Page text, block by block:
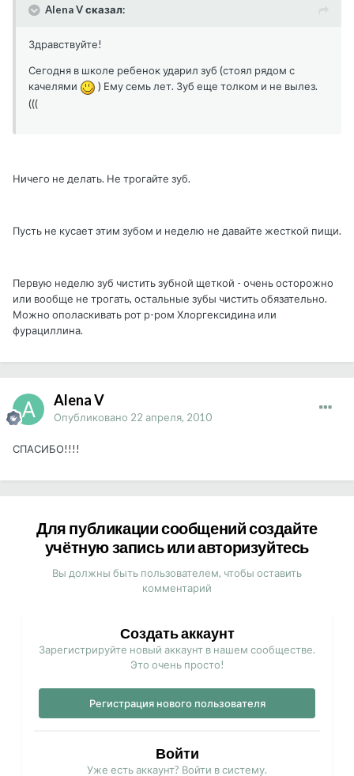
Alena V сказал:
Здравствуйте!
Сегодня в школе ребенок ударил зуб (стоял рядом с
качелями
) Ему семь лет. Зуб еще толком и не вылез.
(((
Ничего не делать. Не трогайте зуб.
Пусть не кусает этим зубом и неделю не давайте жесткой пищи.
Первую неделю зуб чистить зубной щеткой - очень осторожно
или вообще не трогать, остальные зубы чистить обязательно.
Можно ополаскивать рот р-ром Хлоргексидина или
фурациллина.
Alena V
Опубликовано 22 апреля, 2010
СПАСИБО!!!!
Для публикации сообщений создайте
учётную запись или авторизуйтесь
Вы должны быть пользователем, чтобы оставить
комментарий
Создать аккаунт
Зарегистрируйте новый аккаунт в нашем сообществе.
Это очень просто!
Регистрация нового пользователя
Войти
Уже есть аккаунт? Войти в систему.